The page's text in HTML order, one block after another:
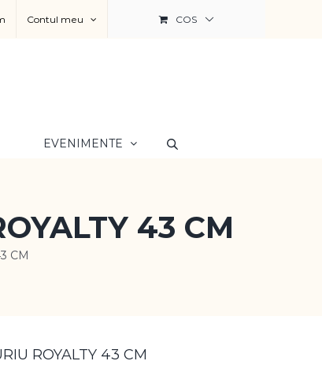
Contul meu COS
EVENIMENTE
43 CM
CM
ROYALTY 43 CM